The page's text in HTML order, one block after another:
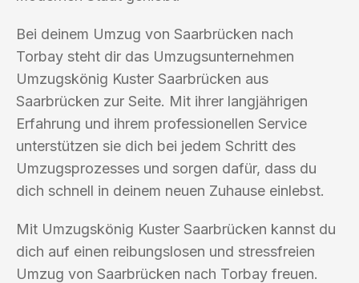
Bei deinem Umzug von Saarbrücken nach
Torbay steht dir das Umzugsunternehmen
Umzugskönig Kuster Saarbrücken aus
Saarbrücken zur Seite. Mit ihrer langjährigen
Erfahrung und ihrem professionellen Service
unterstützen sie dich bei jedem Schritt des
Umzugsprozesses und sorgen dafür, dass du
dich schnell in deinem neuen Zuhause einlebst.
Mit Umzugskönig Kuster Saarbrücken kannst du
dich auf einen reibungslosen und stressfreien
Umzug von Saarbrücken nach Torbay freuen.